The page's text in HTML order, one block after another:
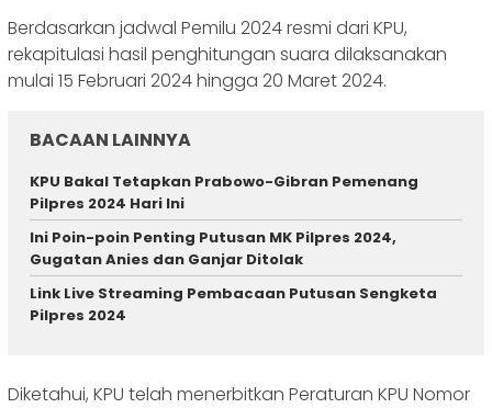
Berdasarkan jadwal Pemilu 2024 resmi dari KPU,
rekapitulasi hasil penghitungan suara dilaksanakan
mulai 15 Februari 2024 hingga 20 Maret 2024.
BACAAN LAINNYA
KPU Bakal Tetapkan Prabowo-Gibran Pemenang
Pilpres 2024 Hari Ini
Ini Poin-poin Penting Putusan MK Pilpres 2024,
Gugatan Anies dan Ganjar Ditolak
Link Live Streaming Pembacaan Putusan Sengketa
Pilpres 2024
Diketahui, KPU telah menerbitkan Peraturan KPU Nomor